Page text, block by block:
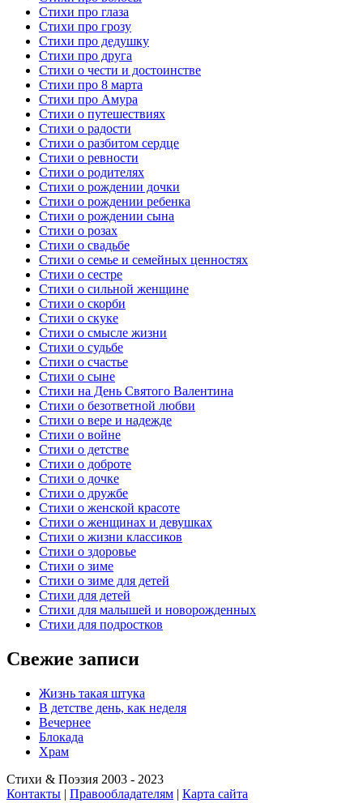
Стихи про глаза
Стихи про грозу
Стихи про дедушку
Стихи про друга
Стихи о чести и достоинстве
Стихи про 8 марта
Стихи про Амура
Стихи о путешествиях
Стихи о радости
Стихи о разбитом сердце
Стихи о ревности
Стихи о родителях
Стихи о рождении дочки
Стихи о рождении ребенка
Стихи о рождении сына
Стихи о розах
Стихи о свадьбе
Стихи о семье и семейных ценностях
Стихи о сестре
Стихи о сильной женщине
Стихи о скорби
Стихи о скуке
Стихи о смысле жизни
Стихи о судьбе
Стихи о счастье
Стихи о сыне
Стихи на День Святого Валентина
Стихи о безответной любви
Стихи о вере и надежде
Стихи о войне
Стихи о детстве
Стихи о доброте
Стихи о дочке
Стихи о дружбе
Стихи о женской красоте
Стихи о женщинах и девушках
Стихи о жизни классиков
Стихи о здоровье
Стихи о зиме
Стихи о зиме для детей
Стихи для детей
Стихи для малышей и новорожденных
Стихи для подростков
Свежие записи
Жизнь такая штука
В детстве день, как неделя
Вечернее
Блокада
Храм
Стихи & Поэзия 2003 - 2023
Контакты | Правообладателям | Карта сайта